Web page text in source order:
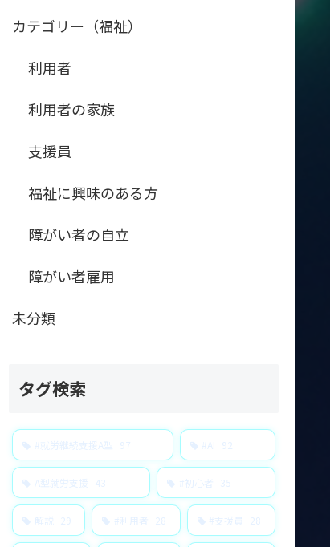
カテゴリー（福祉）
利用者
利用者の家族
支援員
福祉に興味のある方
障がい者の自立
障がい者雇用
未分類
タグ検索
#就労継続支援A型 97 #AI 92
A型就労支援 43 #初心者 35
解説 29 #利用者 28 #支援員 28